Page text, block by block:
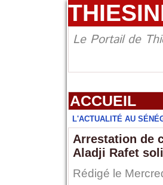
Le Portail de
ACCUEIL
L'ACTUALITÉ AU
Arrestation de
Aladji Rafet
Rédigé le